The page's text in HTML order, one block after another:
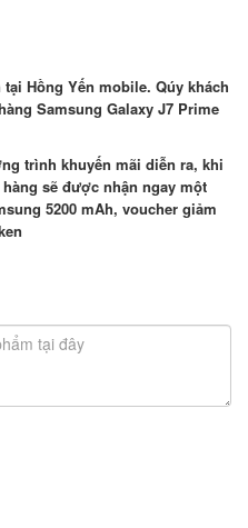
Hồng Yến mobile. Qúy khách
Samsung Galaxy J7 Prime
trình khuyến mãi diễn ra, khi
sẽ được nhận ngay một
5200 mAh, voucher giảm